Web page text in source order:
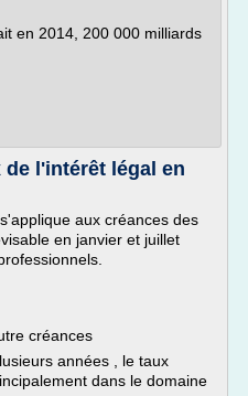
en 2014, 200 000 milliards
l'intérêt légal en
aux créances des
en janvier et juillet
créances
années , le taux
dans le domaine